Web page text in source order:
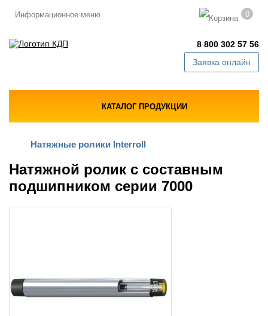
Информационное меню 0
8 800 302 57 56
Заявка онлайн
КАТАЛОГ ПРОДУКЦИИ
Натяжные ролики Interroll
Натяжной ролик с составным
подшипником серии 7000